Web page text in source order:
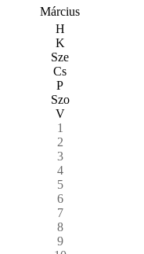
Március
H
K
Sze
Cs
P
Szo
V
1
2
3
4
5
6
7
8
9